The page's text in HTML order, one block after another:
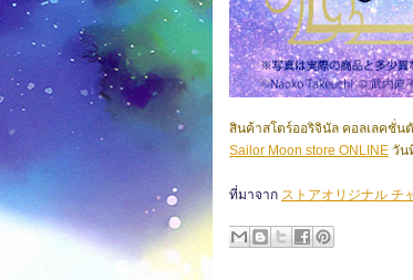
สินค้าสโตร์ออริจินัล คอลเลคชั่น
Sailor Moon store ONLINE วัน
ที่มาจาก ストアオリジナル チ